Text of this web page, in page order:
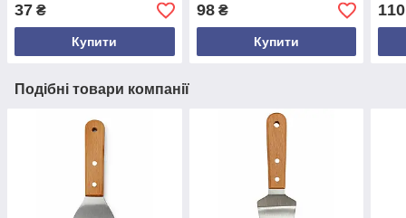
яєць, тіста та соусів
37 ₴
Купити
кухонний інструмент із
буку
98₴
Купити
110
Подібні товари компанії